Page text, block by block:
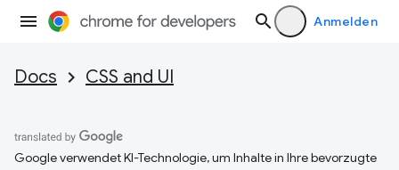
Anmelden
Docs CSS and UI
Google verwendet KI-Technologie, um Inhalte in Ihre bevorzugte